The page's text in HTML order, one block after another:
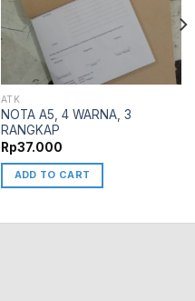
ATK
NOTA A5, 4 WARNA, 3
RANGKAP
Rp37.000
ADD TO CART